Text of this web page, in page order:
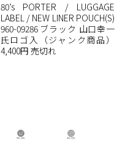
80’s PORTER / LUGGAGE
LABEL / NEW LINER POUCH(S)
960-09286 ブラック 山口幸一
氏ロゴ入（ジャンク商品）
4,400円 売切れ
BBL GIRL Store